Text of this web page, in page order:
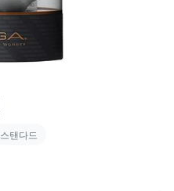
스탠다드